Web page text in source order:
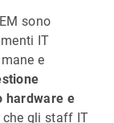
sono
IT
e
hardware e
che gli staff IT